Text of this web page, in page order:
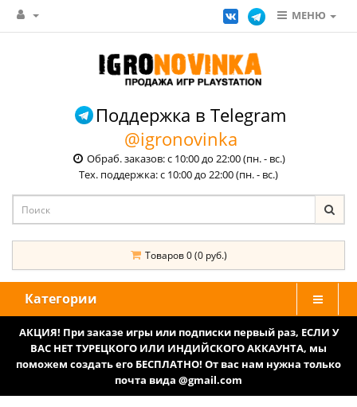
МЕНЮ
Поддержка в Telegram
@igronovinka
Обраб. заказов: с 10:00 до 22:00 (пн. - вс.)
Тех. поддержка: с 10:00 до 22:00 (пн. - вс.)
Товаров 0 (0 руб.)
Категории
АКЦИЯ! При заказе игры или подписки первый раз, ЕСЛИ У
ВАС НЕТ ТУРЕЦКОГО ИЛИ ИНДИЙСКОГО АККАУНТА, мы
поможем создать его БЕСПЛАТНО! От вас нам нужна только
почта вида @gmail.com